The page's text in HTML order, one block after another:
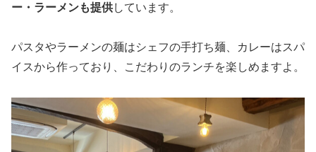
ー・ラーメンも提供しています。
パスタやラーメンの麺はシェフの手打ち麺、カレーはスパ
イスから作っており、こだわりのランチを楽しめますよ。